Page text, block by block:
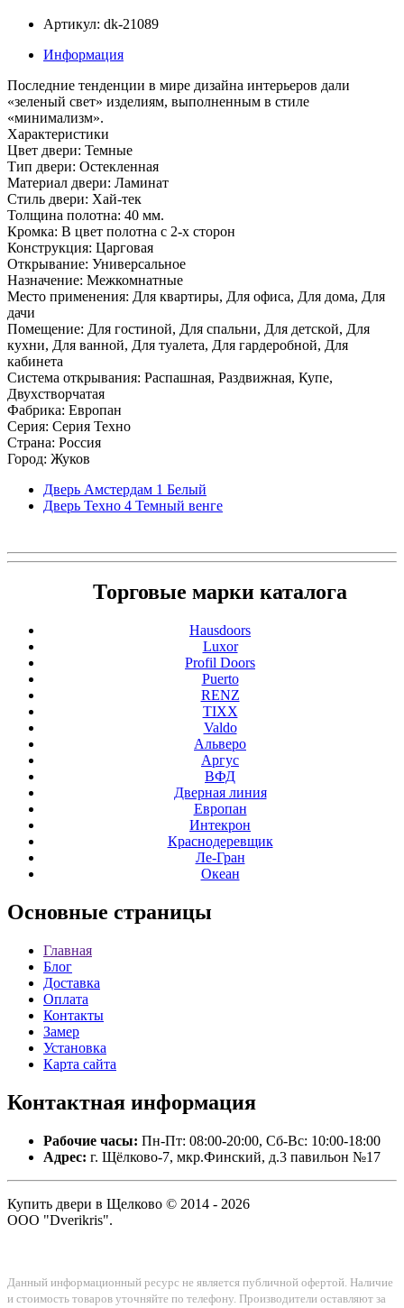
Артикул: dk-21089
Информация
Последние тенденции в мире дизайна интерьеров дали
«зеленый свет» изделиям, выполненным в стиле
«минимализм».
Характеристики
Цвет двери: Темные
Тип двери: Остекленная
Материал двери: Ламинат
Стиль двери: Хай-тек
Толщина полотна: 40 мм.
Кромка: В цвет полотна с 2-х сторон
Конструкция: Царговая
Открывание: Универсальное
Назначение: Межкомнатные
Место применения: Для квартиры, Для офиса, Для дома, Для
дачи
Помещение: Для гостиной, Для спальни, Для детской, Для
кухни, Для ванной, Для туалета, Для гардеробной, Для
кабинета
Система открывания: Распашная, Раздвижная, Купе,
Двухстворчатая
Фабрика: Европан
Серия: Серия Техно
Страна: Россия
Город: Жуков
Дверь Амстердам 1 Белый
Дверь Техно 4 Темный венге
Торговые марки каталога
Hausdoors
Luxor
Profil Doors
Puerto
RENZ
TIXX
Valdo
Альверо
Аргус
ВФД
Дверная линия
Европан
Интекрон
Краснодеревщик
Ле-Гран
Океан
Основные страницы
Главная
Блог
Доставка
Оплата
Контакты
Замер
Установка
Карта сайта
Контактная информация
Рабочие часы: Пн-Пт: 08:00-20:00, Сб-Вс: 10:00-18:00
Адрес: г. Щёлково-7, мкр.Финский, д.3 павильон №17
Купить двери в Щелково © 2014 - 2026
ООО "Dverikris".
Данный информационный ресурс не является публичной офертой. Наличие
и стоимость товаров уточняйте по телефону. Производители оставляют за